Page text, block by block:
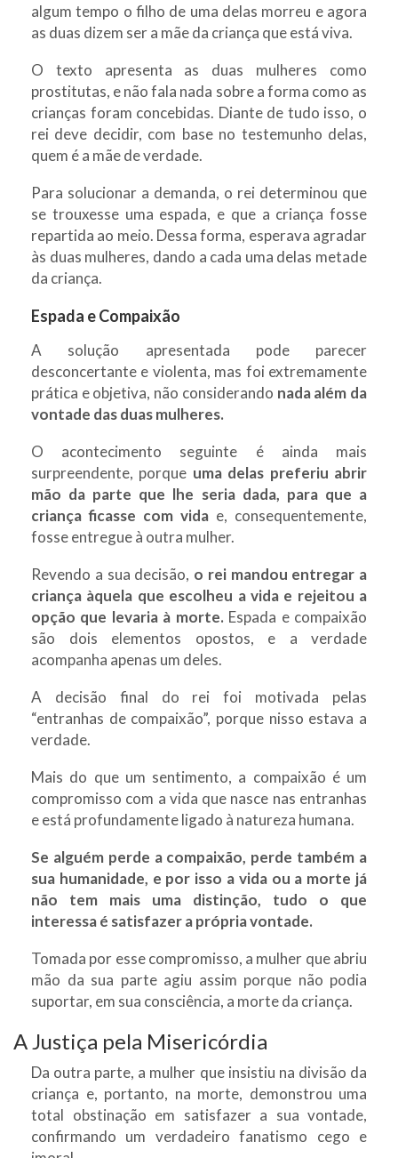
algum tempo o filho de uma delas morreu e agora
as duas dizem ser a mãe da criança que está viva.
O texto apresenta as duas mulheres como
prostitutas, e não fala nada sobre a forma como as
crianças foram concebidas. Diante de tudo isso, o
rei deve decidir, com base no testemunho delas,
quem é a mãe de verdade.
Para solucionar a demanda, o rei determinou que
se trouxesse uma espada, e que a criança fosse
repartida ao meio. Dessa forma, esperava agradar
às duas mulheres, dando a cada uma delas metade
da criança.
Espada e Compaixão
A solução apresentada pode parecer
desconcertante e violenta, mas foi extremamente
prática e objetiva, não considerando nada além da
vontade das duas mulheres.
O acontecimento seguinte é ainda mais
surpreendente, porque uma delas preferiu abrir
mão da parte que lhe seria dada, para que a
criança ficasse com vida e, consequentemente,
fosse entregue à outra mulher.
Revendo a sua decisão, o rei mandou entregar a
criança àquela que escolheu a vida e rejeitou a
opção que levaria à morte. Espada e compaixão
são dois elementos opostos, e a verdade
acompanha apenas um deles.
A decisão final do rei foi motivada pelas
“entranhas de compaixão”, porque nisso estava a
verdade.
Mais do que um sentimento, a compaixão é um
compromisso com a vida que nasce nas entranhas
e está profundamente ligado à natureza humana.
Se alguém perde a compaixão, perde também a
sua humanidade, e por isso a vida ou a morte já
não tem mais uma distinção, tudo o que
interessa é satisfazer a própria vontade.
Tomada por esse compromisso, a mulher que abriu
mão da sua parte agiu assim porque não podia
suportar, em sua consciência, a morte da criança.
A Justiça pela Misericórdia
Da outra parte, a mulher que insistiu na divisão da
criança e, portanto, na morte, demonstrou uma
total obstinação em satisfazer a sua vontade,
confirmando um verdadeiro fanatismo cego e